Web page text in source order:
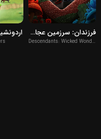
2026
فرزندان: سرزمین عجایب
Descendants: Wicked Wonderland